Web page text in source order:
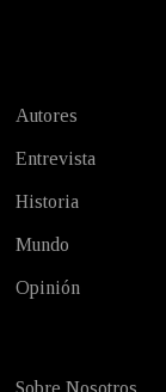
Autores
Entrevista
Historia
Mundo
Opinión